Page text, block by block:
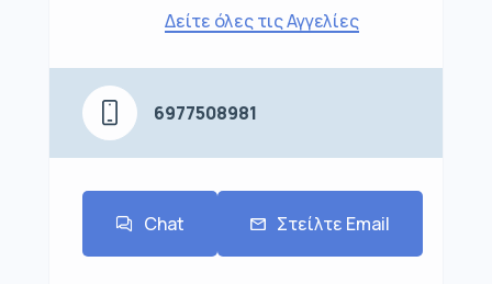
Δείτε όλες τις Αγγελίες
6977508981
Chat Στείλτε Email